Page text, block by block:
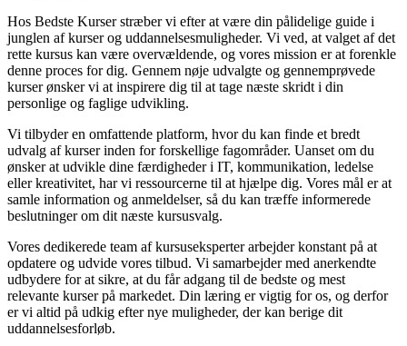
Hos Bedste Kurser stræber vi efter at være din pålidelige guide i
junglen af kurser og uddannelsesmuligheder. Vi ved, at valget af det
rette kursus kan være overvældende, og vores mission er at forenkle
denne proces for dig. Gennem nøje udvalgte og gennemprøvede
kurser ønsker vi at inspirere dig til at tage næste skridt i din
personlige og faglige udvikling.
Vi tilbyder en omfattende platform, hvor du kan finde et bredt
udvalg af kurser inden for forskellige fagområder. Uanset om du
ønsker at udvikle dine færdigheder i IT, kommunikation, ledelse
eller kreativitet, har vi ressourcerne til at hjælpe dig. Vores mål er at
samle information og anmeldelser, så du kan træffe informerede
beslutninger om dit næste kursusvalg.
Vores dedikerede team af kursuseksperter arbejder konstant på at
opdatere og udvide vores tilbud. Vi samarbejder med anerkendte
udbydere for at sikre, at du får adgang til de bedste og mest
relevante kurser på markedet. Din læring er vigtig for os, og derfor
er vi altid på udkig efter nye muligheder, der kan berige dit
uddannelsesforløb.